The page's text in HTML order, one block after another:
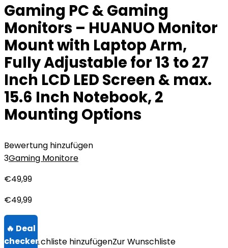
Gaming PC & Gaming
Monitors – HUANUO Monitor
Mount with Laptop Arm,
Fully Adjustable for 13 to 27
Inch LCD LED Screen & max.
15.6 Inch Notebook, 2
Mounting Options
Bewertung hinzufügen
3Gaming Monitore
€49,99
€49,99
Zur Wunschliste hinzufügenZur Wunschliste